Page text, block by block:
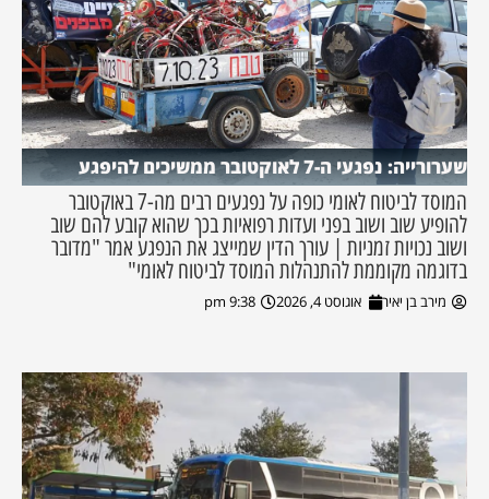
שערורייה: נפגעי ה-7 לאוקטובר ממשיכים להיפגע
המוסד לביטוח לאומי כופה על נפגעים רבים מה-7 באוקטובר
להופיע שוב ושוב בפני ועדות רפואיות בכך שהוא קובע להם שוב
ושוב נכויות זמניות | עורך הדין שמייצג את הנפגע אמר "מדובר
בדוגמה מקוממת להתנהלות המוסד לביטוח לאומי"
מירב בן יאיר אוגוסט 4, 2026 9:38 pm